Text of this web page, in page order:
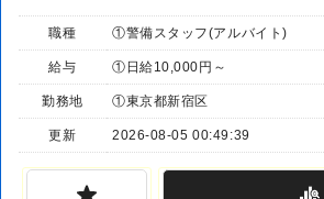
職種 ①警備スタッフ(アルバイト)
給与 ①日給10,000円～
勤務地 ①東京都新宿区
更新 2026-08-05 00:49:39